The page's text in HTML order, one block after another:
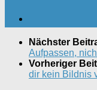
Nächster
Aufpassen,
Vorheriger
dir kein Bildnis